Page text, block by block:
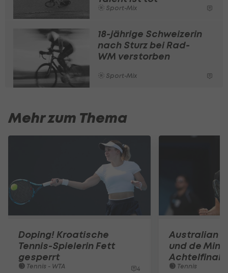
Sport-Mix
18-jährige Schweizerin
nach Sturz bei Rad-
WM verstorben
Sport-Mix
Mehr zum Thema
Doping! Kroatische
Tennis-Spielerin Fett
gesperrt
Tennis - WTA 4
Australian
und de
Tennis